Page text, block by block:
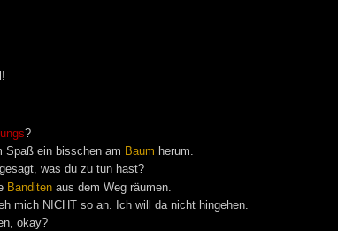
?
Spaß ein bisschen am Baum herum.
was du zu tun hast?
Banditen aus dem Weg räumen.
mich NICHT so an. Ich will da nicht hingehen.
okay?